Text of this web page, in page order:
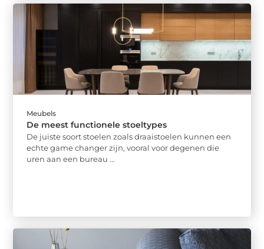
Meubels
De meest functionele stoeltypes
De juiste soort stoelen zoals draaistoelen kunnen een
echte game changer zijn, vooral voor degenen die
uren aan een bureau ...